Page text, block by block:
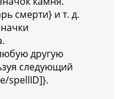
смерти} и т. д.
другую
следующий
spellID]}.